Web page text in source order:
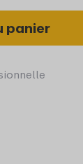
panier